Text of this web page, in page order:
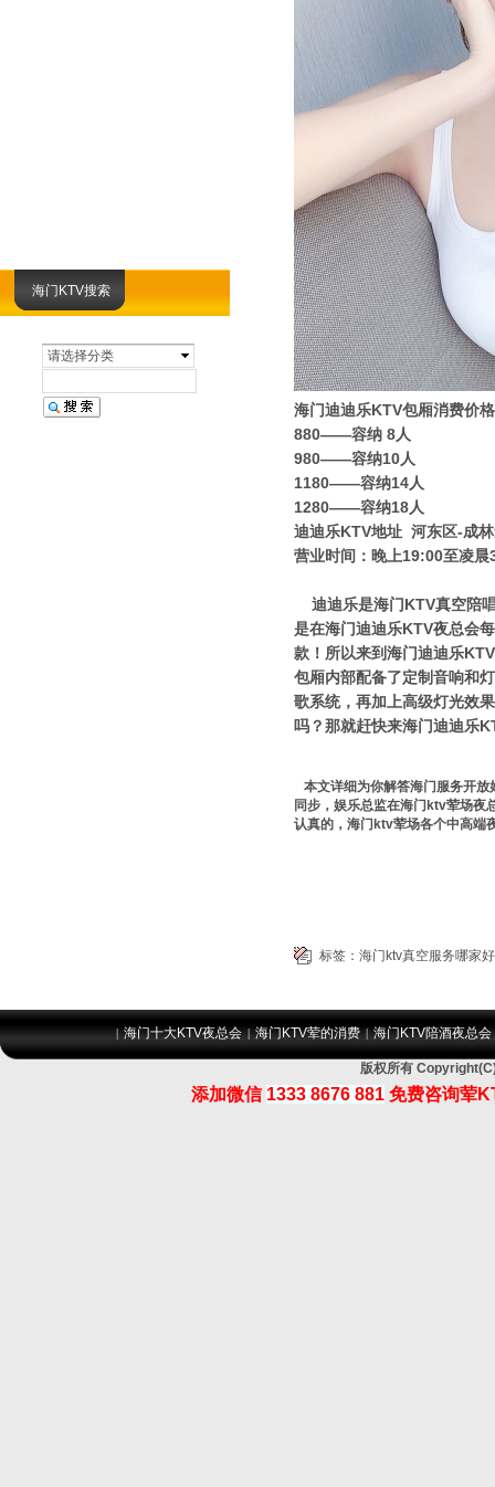
海门KTV搜索
请选择分类
海门迪迪乐KTV包厢消费价格
880——容纳 8人
980——容纳10人
1180——容纳14人
1280——容纳18人
迪迪乐KTV地址 河东区-成
营业时间：晚上19:00至凌晨
迪迪乐是海门KTV真空陪
是在海门迪迪乐KTV夜总会
款！所以来到海门迪迪乐
包厢内部配备了定制音响和
歌系统，再加上高级灯光效
吗？那就赶快来海门迪迪乐
本文详细为你解答海门服务开
同步，娱乐总监在海门ktv荤场夜
认真的，海门ktv荤场各个中高端
标签： 海门ktv真空服务哪家
|海门十大KTV夜总会 |海门KTV荤的消费 |海门KTV陪酒夜总会
版权所有
添加微信 1333 8676 881 免费咨询荤